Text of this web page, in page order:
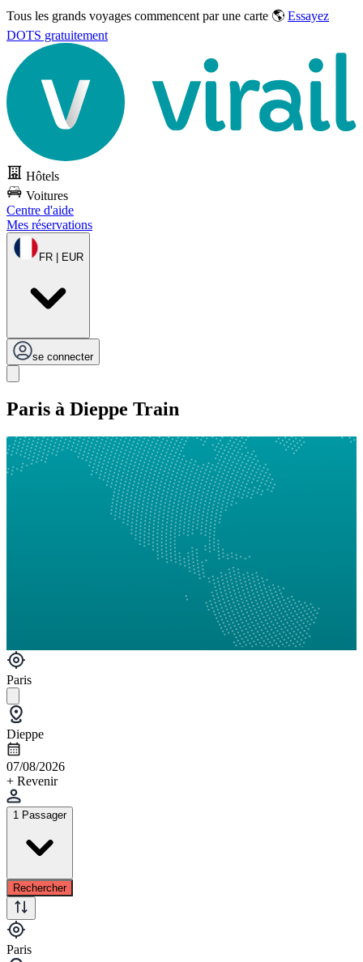
Tous les grands voyages commencent par une carte 🌎 Essayez
DOTS gratuitement
Hôtels
Voitures
Centre d'aide
Mes réservations
FR | EUR
se connecter
Paris à Dieppe Train
Paris
Dieppe
07/08/2026
+ Revenir
1 Passager
Rechercher
Paris